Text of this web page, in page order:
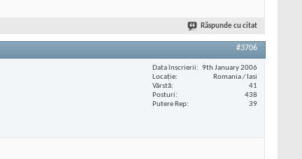
Răspunde cu citat
#3706
Data înscrierii
9th January 2006
Locaţie
Romania / Iasi
Vârstă
41
Posturi
438
Putere Rep
39